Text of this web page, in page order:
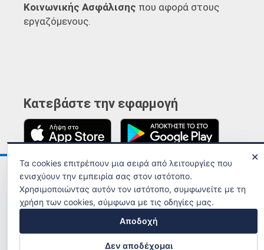
Κοινωνικής Ασφάλισης που αφορά στους
εργαζόμενους.
Κατεβάστε την εφαρμογή
Ανακοινώσεις Όροι χρήσης
✕
Τα cookies επιτρέπουν μια σειρά από λειτουργίες που
ενισχύουν την εμπειρία σας στον ιστότοπο.
Χρησιμοποιώντας αυτόν τον ιστότοπο, συμφωνείτε με τη
χρήση των cookies, σύμφωνα με τις οδηγίες μας.
Αποδοχή
Δεν αποδέχομαι